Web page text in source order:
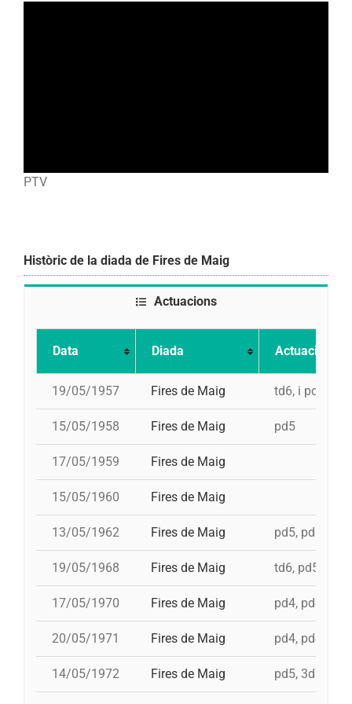
PTV
Històric de la diada de Fires de Maig
Actuacions
Data Diada Actuació
19/05/1957 Fires de Maig td6, i pd5
15/05/1958 Fires de Maig pd5
17/05/1959 Fires de Maig
15/05/1960 Fires de Maig
13/05/1962 Fires de Maig pd5, pd5, 3d7
19/05/1968 Fires de Maig td6, pd5, 4d7,
17/05/1970 Fires de Maig pd4, pd4,
20/05/1971 Fires de Maig pd4, pd4,
14/05/1972 Fires de Maig pd5, 3d7c,